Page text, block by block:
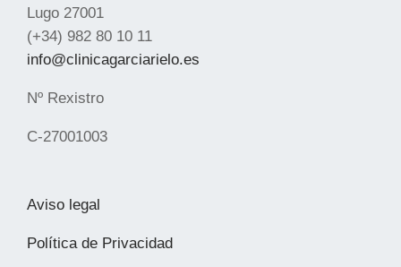
Lugo 27001
(+34) 982 80 10 11
info@clinicagarciarielo.es
Nº Rexistro
C-27001003
Aviso legal
Política de Privacidad